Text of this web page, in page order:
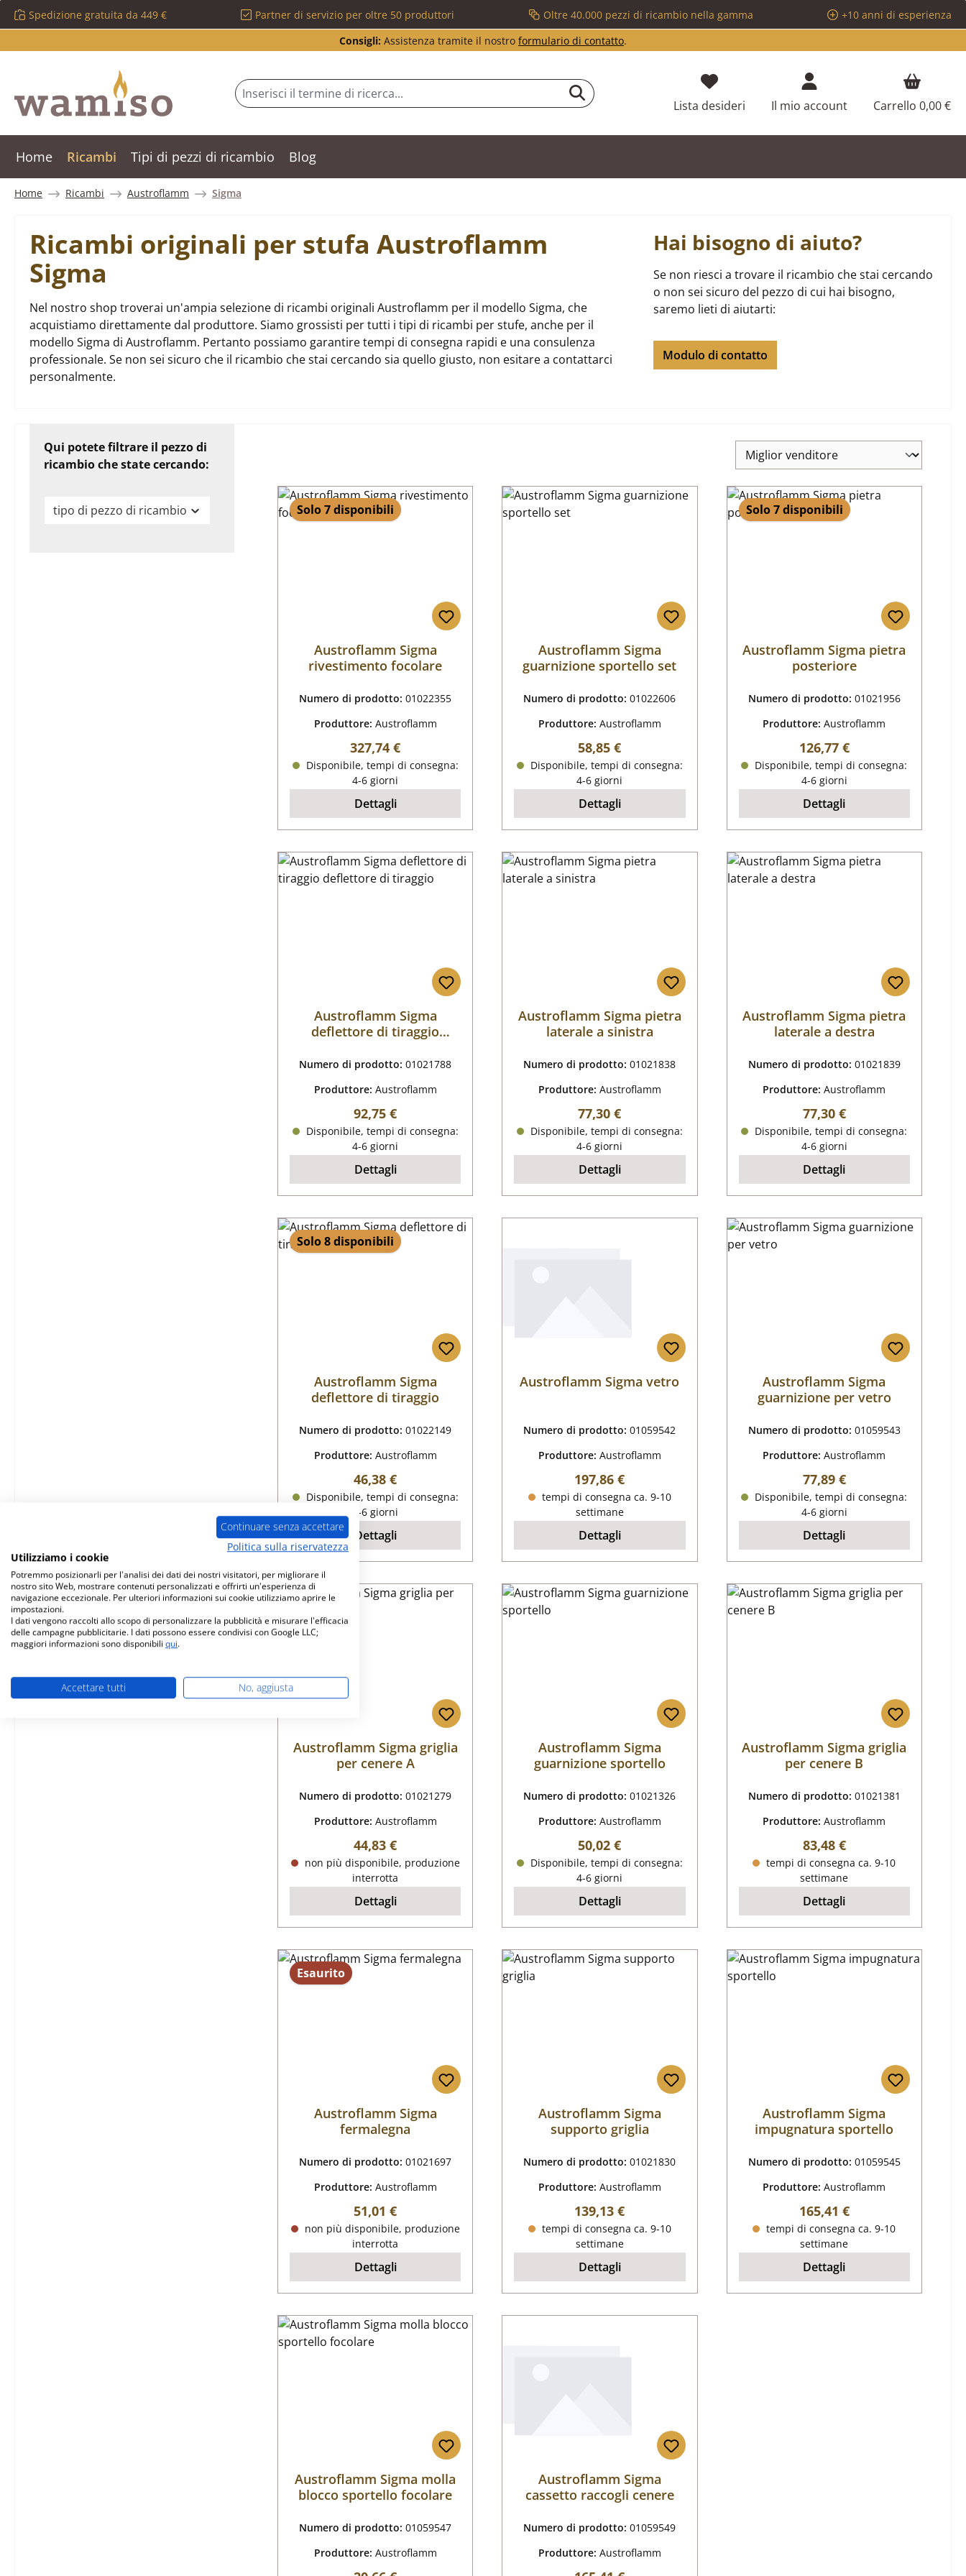
al contenuto principale
Salta alla ricerca
Passa alla navigazione principale
Spedizione gratuita da 449 € Partner di servizio per oltre 50 produttori Oltre 40.000 pezzi di ricambio nella gamma
+10 anni di esperienza
Consigli: Assistenza tramite il nostro formulario di contatto.
Lista desideri Hai 0 articoli nella lista dei desideri
Il mio account Carrello 0,00 €
Home Ricambi Tipi di pezzi di ricambio Blog
Home Ricambi Austroflamm Sigma
Ricambi originali per stufa Austroflamm
Sigma
Nel nostro shop troverai un'ampia selezione di ricambi originali Austroflamm per il modello Sigma, che
acquistiamo direttamente dal produttore. Siamo grossisti per tutti i tipi di ricambi per stufe, anche per il
modello Sigma di Austroflamm. Pertanto possiamo garantire tempi di consegna rapidi e una consulenza
professionale. Se non sei sicuro che il ricambio che stai cercando sia quello giusto, non esitare a contattarci
personalmente.
Hai bisogno di aiuto?
Se non riesci a trovare il ricambio che stai cercando
o non sei sicuro del pezzo di cui hai bisogno,
saremo lieti di aiutarti:
Modulo di contatto
Qui potete filtrare il pezzo di
ricambio che state cercando:
tipo di pezzo di ricambio Solo 7 disponibili
Austroflamm Sigma
rivestimento focolare
Numero di prodotto:01022355
Produttore: Austroflamm
Prezzo normale:
327,74 €
Disponibile, tempi di consegna:
4-6 giorni
Dettagli
Austroflamm Sigma
guarnizione sportello set
Numero di prodotto:01022606
Produttore: Austroflamm
Prezzo normale:
58,85 €
Disponibile, tempi di consegna:
4-6 giorni
Dettagli
Solo 7 disponibili
Austroflamm Sigma pietra
posteriore
Numero di prodotto: 01021956
Produttore:Austroflamm
Prezzo normale:
126,77 €
Disponibile, tempi di consegna:
4-6 giorni
Dettagli
Austroflamm Sigma
deflettore di tiraggio
Numero di prodotto:01021788
Produttore: Austroflamm
Prezzo normale:
92,75 €
Disponibile, tempi di consegna:
4-6 giorni
Dettagli
Austroflamm Sigma pietra
laterale a sinistra
Numero di prodotto:01021838
Produttore: Austroflamm
Prezzo normale:
77,30 €
Disponibile, tempi di consegna:
4-6 giorni
Dettagli
Austroflamm Sigma pietra
laterale a destra
Numero di prodotto: 01021839
Produttore:Austroflamm
Prezzo normale:
77,30 €
Disponibile, tempi di consegna:
4-6 giorni
Dettagli
Solo 8 disponibili
Austroflamm Sigma
deflettore di tiraggio
Numero di prodotto:01022149
Produttore: Austroflamm
Prezzo normale:
46,38 €
Disponibile, tempi di consegna:
4-6 giorni
Dettagli
Austroflamm Sigma vetro
Numero di prodotto:01059542
Produttore: Austroflamm
Prezzo normale:
197,86 €
tempi di consegna ca. 9-10
settimane
Dettagli
Austroflamm Sigma
guarnizione per vetro
Numero di prodotto: 01059543
Produttore:Austroflamm
Prezzo normale:
77,89 €
Disponibile, tempi di consegna:
4-6 giorni
Dettagli
Esaurito
Austroflamm Sigma griglia
per cenere A
Numero di prodotto:01021279
Produttore: Austroflamm
Prezzo normale:
44,83 €
non più disponibile, produzione
interrotta
Dettagli
Austroflamm Sigma
guarnizione sportello
Numero di prodotto:01021326
Produttore: Austroflamm
Prezzo normale:
50,02 €
Disponibile, tempi di consegna:
4-6 giorni
Dettagli
Austroflamm Sigma griglia
per cenere B
Numero di prodotto: 01021381
Produttore:Austroflamm
Prezzo normale:
83,48 €
tempi di consegna ca. 9-10
settimane
Dettagli
Esaurito
Austroflamm Sigma
fermalegna
Numero di prodotto:01021697
Produttore: Austroflamm
Prezzo normale:
51,01 €
non più disponibile, produzione
interrotta
Dettagli
Austroflamm Sigma
supporto griglia
Numero di prodotto:01021830
Produttore: Austroflamm
Prezzo normale:
139,13 €
tempi di consegna ca. 9-10
settimane
Dettagli
Austroflamm Sigma
impugnatura sportello
Numero di prodotto: 01059545
Produttore:Austroflamm
Prezzo normale:
165,41 €
tempi di consegna ca. 9-10
settimane
Dettagli
Austroflamm Sigma molla
blocco sportello focolare
Numero di prodotto:01059547
Produttore: Austroflamm
Austroflamm Sigma
cassetto raccogli cenere
Numero di prodotto:01059549
Produttore: Austroflamm
Continuare senza accettare
Politica sulla riservatezza
Utilizziamo i cookie
Potremmo posizionarli per l'analisi dei dati dei nostri visitatori, per migliorare il
nostro sito Web, mostrare contenuti personalizzati e offrirti un'esperienza di
navigazione eccezionale. Per ulteriori informazioni sui cookie utilizziamo aprire le
impostazioni.
I dati vengono raccolti allo scopo di personalizzare la pubblicità e misurare l'efficacia
delle campagne pubblicitarie. I dati possono essere condivisi con Google LLC;
maggiori informazioni sono disponibili qui.
Accettare tutti No, aggiusta